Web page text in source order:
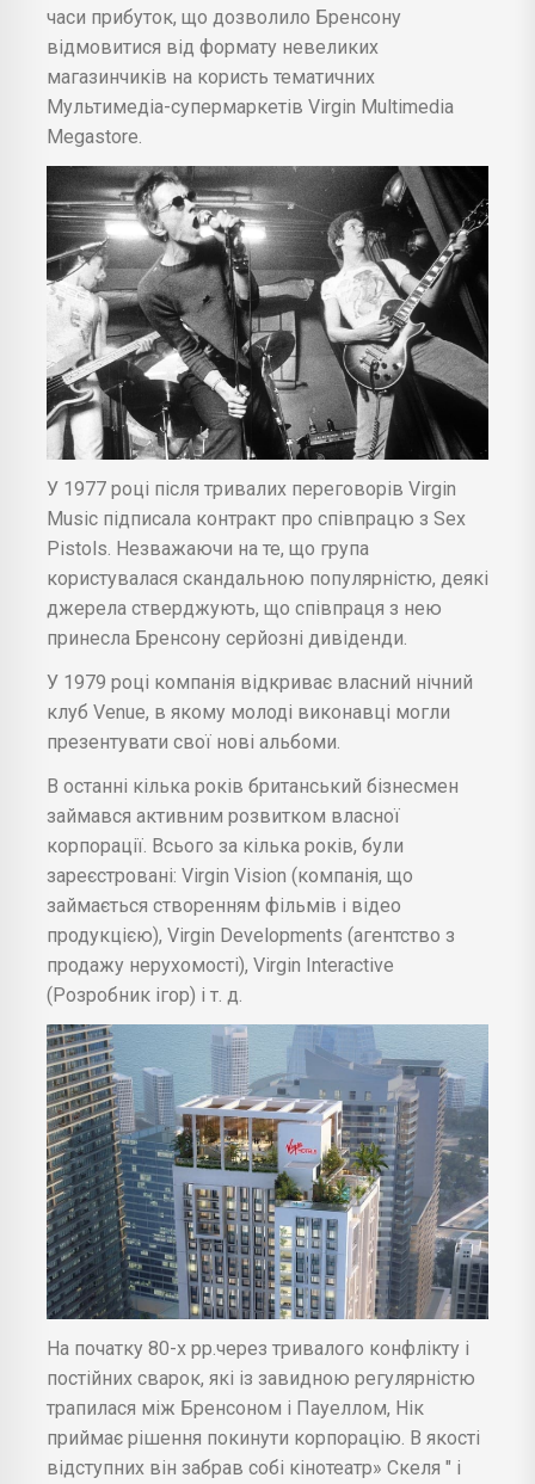
часи прибуток, що дозволило Бренсону
відмовитися від формату невеликих
магазинчиків на користь тематичних
Мультимедіа-супермаркетів Virgin Multimedia
Megastore.
У 1977 році після тривалих переговорів Virgin
Music підписала контракт про співпрацю з Sex
Pistols. Незважаючи на те, що група
користувалася скандальною популярністю, деякі
джерела стверджують, що співпраця з нею
принесла Бренсону серйозні дивіденди.
У 1979 році компанія відкриває власний нічний
клуб Venue, в якому молоді виконавці могли
презентувати свої нові альбоми.
В останні кілька років британський бізнесмен
займався активним розвитком власної
корпорації. Всього за кілька років, були
зареєстровані: Virgin Vision (компанія, що
займається створенням фільмів і відео
продукцією), Virgin Developments (агентство з
продажу нерухомості), Virgin Interactive
(Розробник ігор) і т. д.
На початку 80-х рр.через тривалого конфлікту і
постійних сварок, які із завидною регулярністю
трапилася між Бренсоном і Пауеллом, Нік
приймає рішення покинути корпорацію. В якості
відступних він забрав собі кінотеатр» Скеля " і